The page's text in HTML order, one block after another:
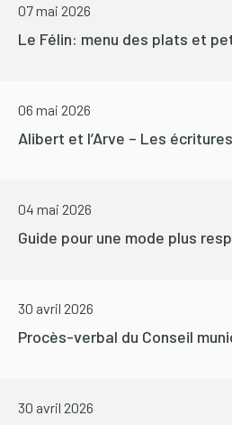
Le Félin: menu des plats et
07 mai 2026
Alibert et l’Arve – Les
06 mai 2026
Guide pour une mode plus
04 mai 2026
Procès-verbal du Conseil
30 avril 2026
30 avril 2026